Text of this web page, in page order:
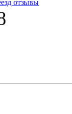
отзывы